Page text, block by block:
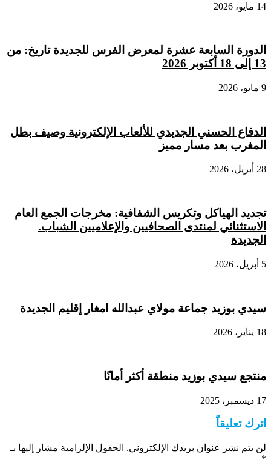
14 مايو، 2026
الدورة السابعة عشرة لمعرض الفرس للجديدة تاريخ: من
13 إلى 18 أكتوبر 2026
9 مايو، 2026
الدفاع الحسني الجديدي للألعاب الإلكترونية وصيف بطل
المغرب بعد مسار مميز
28 أبريل، 2026
تجديد الهياكل وتكريس الشفافية: مخرجات الجمع العام
الاستثنائي لمنتدى الصحافيين والإعلاميين الشباب.
الجديدة
5 أبريل، 2026
سيدي بوزيد جماعة مولاي عبدالله امغار إقليم الجديدة
18 يناير، 2026
منتجع سيدي بوزيد منطقة أكثر أمانًا
17 ديسمبر، 2025
اترك تعليقاً
لن يتم نشر عنوان بريدك الإلكتروني. الحقول الإلزامية مشار إليها بـ
*